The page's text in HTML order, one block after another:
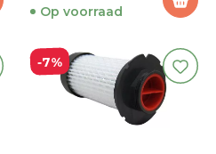
Op voorraad
7%